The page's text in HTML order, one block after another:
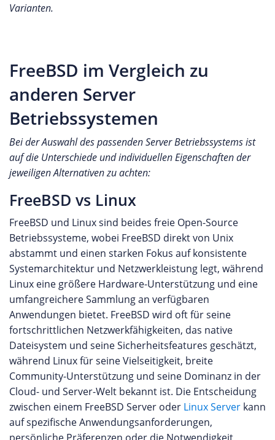
Varianten.
FreeBSD im Vergleich zu
anderen Server
Betriebssystemen
Bei der Auswahl des passenden Server Betriebssystems ist
auf die Unterschiede und individuellen Eigenschaften der
jeweiligen Alternativen zu achten:
FreeBSD vs Linux
FreeBSD und Linux sind beides freie Open-Source
Betriebssysteme, wobei FreeBSD direkt von Unix
abstammt und einen starken Fokus auf konsistente
Systemarchitektur und Netzwerkleistung legt, während
Linux eine größere Hardware-Unterstützung und eine
umfangreichere Sammlung an verfügbaren
Anwendungen bietet. FreeBSD wird oft für seine
fortschrittlichen Netzwerkfähigkeiten, das native
Dateisystem und seine Sicherheitsfeatures geschätzt,
während Linux für seine Vielseitigkeit, breite
Community-Unterstützung und seine Dominanz in der
Cloud- und Server-Welt bekannt ist. Die Entscheidung
zwischen einem FreeBSD Server oder Linux Server kann
auf spezifische Anwendungsanforderungen,